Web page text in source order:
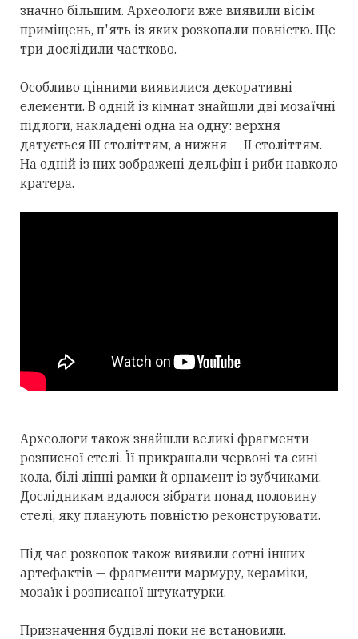
значно більшим. Археологи вже виявили вісім
приміщень, п'ять із яких розкопали повністю. Ще
три дослідили частково.
Особливо цінними виявилися декоративні
елементи. В одній із кімнат знайшли дві мозаїчні
підлоги, накладені одна на одну: верхня
датується III століттям, а нижня — II століттям.
На одній із них зображені дельфін і риби навколо
кратера.
Археологи також знайшли великі фрагменти
розписної стелі. Її прикрашали червоні та сині
кола, білі ліпні рамки й орнамент із зубчиками.
Дослідникам вдалося зібрати понад половину
стелі, яку планують повністю реконструювати.
Під час розкопок також виявили сотні інших
артефактів — фрагменти мармуру, кераміки,
мозаїк і розписаної штукатурки.
Призначення будівлі поки не встановили.